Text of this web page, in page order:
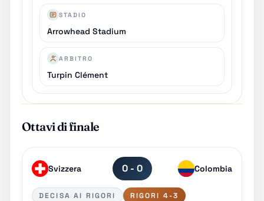
STADIO
Arrowhead Stadium
ARBITRO
Turpin Clément
Ottavi di finale
Svizzera 0 - 0 Colombia
DECISA AI RIGORI RIGORI 4-3